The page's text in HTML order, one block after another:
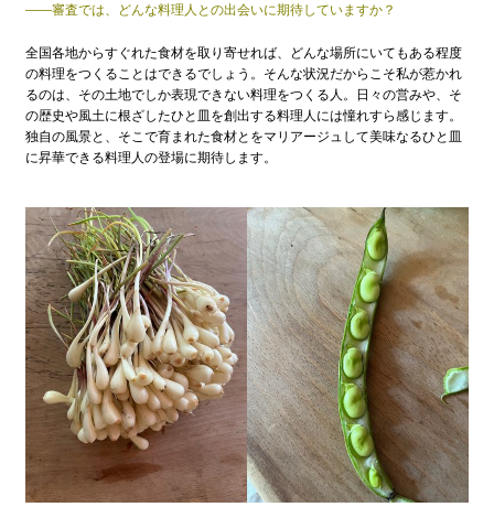
——審査では、どんな料理人との出会いに期待していますか？
全国各地からすぐれた食材を取り寄せれば、どんな場所にいてもある程度
の料理をつくることはできるでしょう。そんな状況だからこそ私が惹かれ
るのは、その土地でしか表現できない料理をつくる人。日々の営みや、そ
の歴史や風土に根ざしたひと皿を創出する料理人には憧れすら感じます。
独自の風景と、そこで育まれた食材とをマリアージュして美味なるひと皿
に昇華できる料理人の登場に期待します。